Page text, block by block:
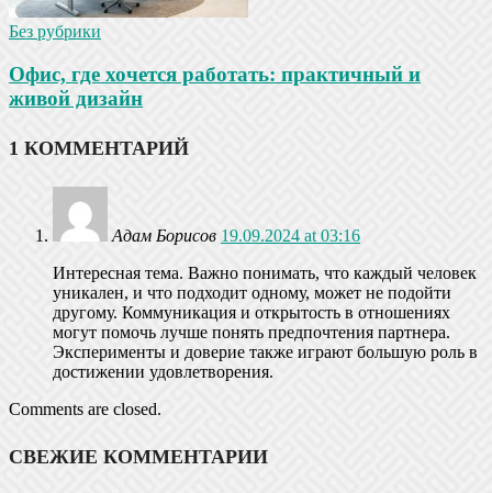
Без рубрики
Офис, где хочется работать: практичный и
живой дизайн
1 КОММЕНТАРИЙ
Адам Борисов 19.09.2024 at 03:16
Интересная тема. Важно понимать, что каждый человек
уникален, и что подходит одному, может не подойти
другому. Коммуникация и открытость в отношениях
могут помочь лучше понять предпочтения партнера.
Эксперименты и доверие также играют большую роль в
достижении удовлетворения.
Comments are closed.
СВЕЖИЕ КОММЕНТАРИИ